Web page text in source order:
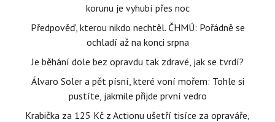
korunu je vyhubí přes noc
Předpověď, kterou nikdo nechtěl. ČHMÚ: Pořádně se
ochladí až na konci srpna
Je běhání dole bez opravdu tak zdravé, jak se tvrdí?
Álvaro Soler a pět písní, které voní mořem: Tohle si
pustíte, jakmile přijde první vedro
Krabička za 125 Kč z Actionu ušetří tisíce za opraváře,